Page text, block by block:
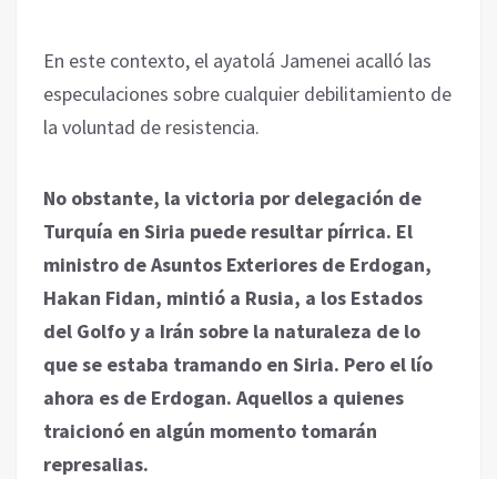
En este contexto, el ayatolá Jamenei acalló las
especulaciones sobre cualquier debilitamiento de
la voluntad de resistencia.
No obstante, la victoria por delegación de
Turquía en Siria puede resultar pírrica. El
ministro de Asuntos Exteriores de Erdogan,
Hakan Fidan, mintió a Rusia, a los Estados
del Golfo y a Irán sobre la naturaleza de lo
que se estaba tramando en Siria. Pero el lío
ahora es de Erdogan. Aquellos a quienes
traicionó en algún momento tomarán
represalias.